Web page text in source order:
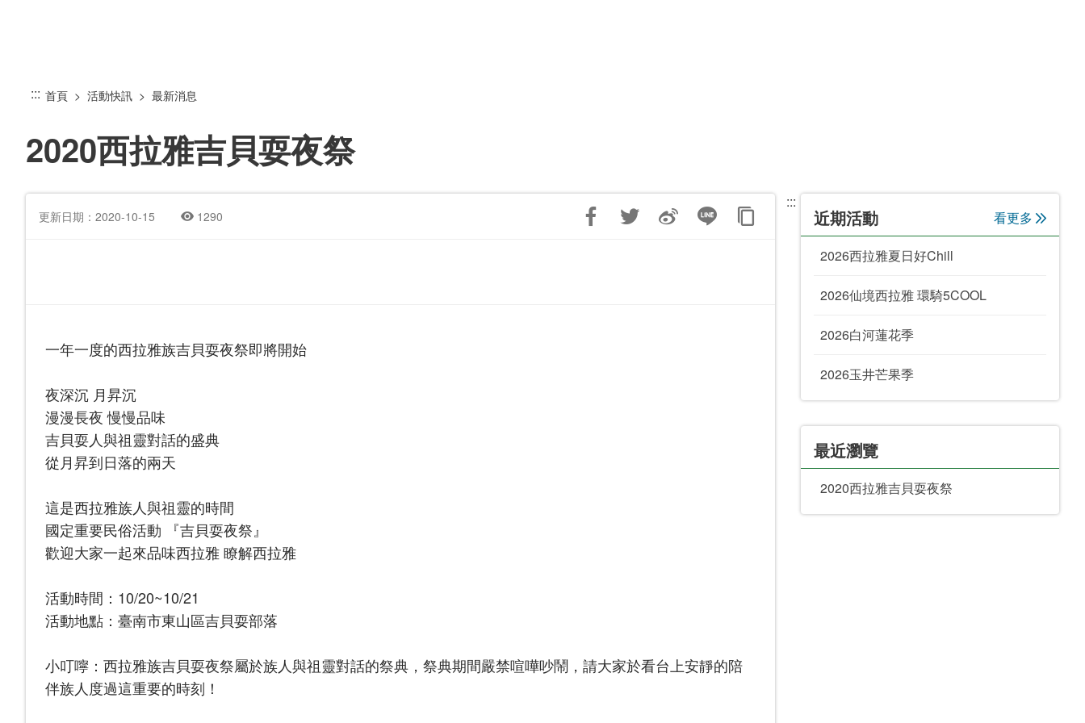
::: 首頁 活動快訊 最新消息
2020西拉雅吉貝耍夜祭
更新日期：2020-10-15 1290
一年一度的西拉雅族吉貝耍夜祭即將開始
夜深沉 月昇沉
漫漫長夜 慢慢品味
吉貝耍人與祖靈對話的盛典
從月昇到日落的兩天
這是西拉雅族人與祖靈的時間
國定重要民俗活動 『吉貝耍夜祭』
歡迎大家一起來品味西拉雅 瞭解西拉雅
活動時間：10/20~10/21
活動地點：臺南市東山區吉貝耍部落
小叮嚀：西拉雅族吉貝耍夜祭屬於族人與祖靈對話的祭典，祭典期間嚴禁喧嘩吵鬧，請大家於看台上安靜的陪
伴族人度過這重要的時刻！
:::
近期活動 看更多
2026西拉雅夏日好Chill
2026仙境西拉雅 環騎5COOL
2026白河蓮花季
2026玉井芒果季
最近瀏覽
2020西拉雅吉貝耍夜祭